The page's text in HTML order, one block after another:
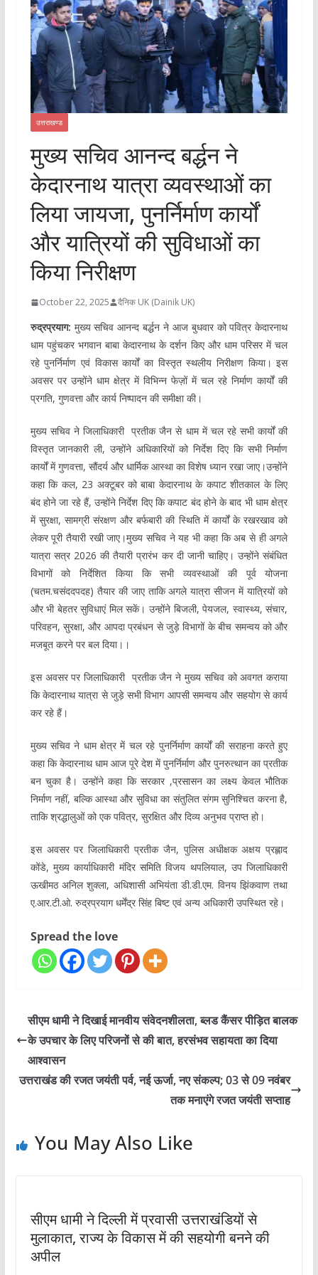
उत्तराखण्ड
मुख्य सचिव आनन्द बर्द्धन ने
केदारनाथ यात्रा व्यवस्थाओं का
लिया जायजा, पुनर्निर्माण कार्यों
और यात्रियों की सुविधाओं का
किया निरीक्षण
October 22, 2025 दैनिक UK (Dainik UK)
रुद्रप्रयाग: मुख्य सचिव आनन्द बर्द्धन ने आज बुधवार को पवित्र केदारनाथ
धाम पहुंचकर भगवान बाबा केदारनाथ के दर्शन किए और धाम परिसर में चल
रहे पुनर्निर्माण एवं विकास कार्यों का विस्तृत स्थलीय निरीक्षण किया। इस
अवसर पर उन्होंने धाम क्षेत्र में विभिन्न फेज़ों में चल रहे निर्माण कार्यों की
प्रगति, गुणवत्ता और कार्य निष्पादन की समीक्षा की।
मुख्य सचिव ने जिलाधिकारी प्रतीक जैन से धाम में चल रहे सभी कार्यों की
विस्तृत जानकारी ली, उन्होंने अधिकारियों को निर्देश दिए कि सभी निर्माण
कार्यों में गुणवत्ता, सौंदर्य और धार्मिक आस्था का विशेष ध्यान रखा जाए।उन्होंने
कहा कि कल, 23 अक्टूबर को बाबा केदारनाथ के कपाट शीतकाल के लिए
बंद होने जा रहे हैं, उन्होंने निर्देश दिए कि कपाट बंद होने के बाद भी धाम क्षेत्र
में सुरक्षा, सामग्री संरक्षण और बर्फबारी की स्थिति में कार्यों के रखरखाव को
लेकर पूरी तैयारी रखी जाए।मुख्य सचिव ने यह भी कहा कि अब से ही अगले
यात्रा सत्र 2026 की तैयारी प्रारंभ कर दी जानी चाहिए। उन्होंने संबंधित
विभागों को निर्देशित किया कि सभी व्यवस्थाओं की पूर्व योजना
(चतम.चसंददपदह) तैयार की जाए ताकि अगले यात्रा सीजन में यात्रियों को
और भी बेहतर सुविधाएं मिल सकें। उन्होंने बिजली, पेयजल, स्वास्थ्य, संचार,
परिवहन, सुरक्षा, और आपदा प्रबंधन से जुड़े विभागों के बीच समन्वय को और
मजबूत करने पर बल दिया।।
इस अवसर पर जिलाधिकारी प्रतीक जैन ने मुख्य सचिव को अवगत कराया
कि केदारनाथ यात्रा से जुड़े सभी विभाग आपसी समन्वय और सहयोग से कार्य
कर रहे हैं।
मुख्य सचिव ने धाम क्षेत्र में चल रहे पुनर्निर्माण कार्यों की सराहना करते हुए
कहा कि केदारनाथ धाम आज पूरे देश में पुनर्निर्माण और पुनरुत्थान का प्रतीक
बन चुका है। उन्होंने कहा कि सरकार ,प्रसासन का लक्ष्य केवल भौतिक
निर्माण नहीं, बल्कि आस्था और सुविधा का संतुलित संगम सुनिश्चित करना है,
ताकि श्रद्धालुओं को एक पवित्र, सुरक्षित और दिव्य अनुभव प्राप्त हो।
इस अवसर पर जिलाधिकारी प्रतीक जैन, पुलिस अधीक्षक अक्षय प्रह्लाद
कोंडे, मुख्य कार्याधिकारी मंदिर समिति विजय थपलियाल, उप जिलाधिकारी
ऊखीमठ अनिल शुक्ला, अधिशासी अभियंता डी.डी.एम. विनय झिंकवाण तथा
ए.आर.टी.ओ. रुद्रप्रयाग धर्मेंद्र सिंह बिष्ट एवं अन्य अधिकारी उपस्थित रहे।
Spread the love
सीएम धामी ने दिखाई मानवीय संवेदनशीलता, ब्लड कैंसर पीड़ित बालक
के उपचार के लिए परिजनों से की बात, हरसंभव सहायता का दिया
आश्वासन
उत्तराखंड की रजत जयंती पर्व, नई ऊर्जा, नए संकल्प; 03 से 09 नवंबर
तक मनाएंगे रजत जयंती सप्ताह
You May Also Like
सीएम धामी ने दिल्ली में प्रवासी उत्तराखंडियों से
मुलाकात, राज्य के विकास में की सहयोगी बनने की
अपील